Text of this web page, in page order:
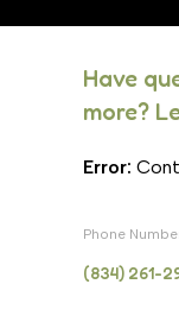
Have
more?
Error:
Phone
(834) 261-